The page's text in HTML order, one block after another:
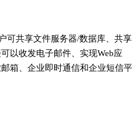
可共享文件服务器/数据库、共享
以收发电子邮件、实现Web应
箱、企业即时通信和企业短信平